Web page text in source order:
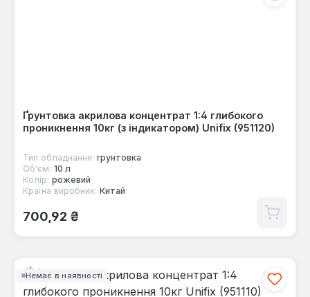
Ґрунтовка акрилова концентрат 1:4 глибокого
проникнення 10кг (з індикатором) Unifix (951120)
Тип обладнання: грунтовка
Об'єм: 10 л
Колір: рожевий
Країна виробник: Китай
Звичайна ціна:
700,92 ₴
Немає в наявності